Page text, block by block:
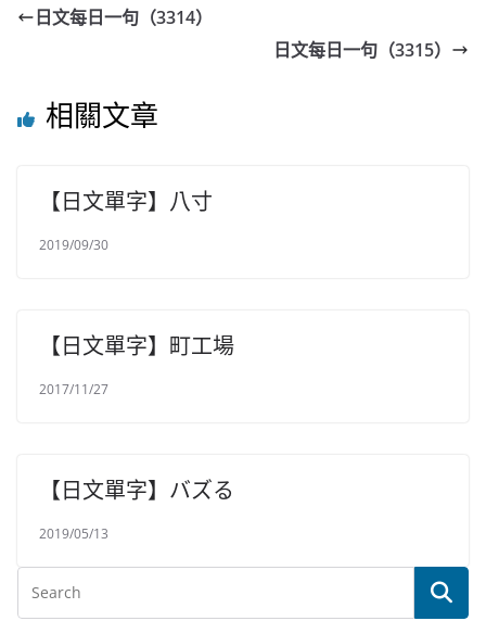
日文每日一句（3314）
日文每日一句（3315）
相關文章
【日文單字】八寸
2019/09/30
【日文單字】町工場
2017/11/27
【日文單字】バズる
2019/05/13